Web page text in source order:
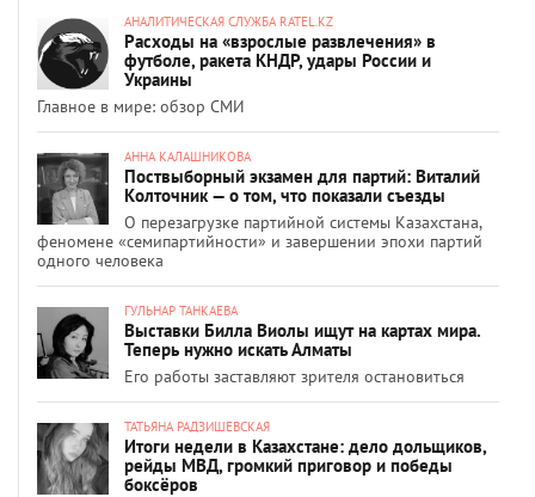
АНАЛИТИЧЕСКАЯ СЛУЖБА RATEL.KZ
Расходы на «взрослые развлечения» в
футболе, ракета КНДР, удары России и
Украины
Главное в мире: обзор СМИ
АННА КАЛАШНИКОВА
Поствыборный экзамен для партий: Виталий
Колточник — о том, что показали съезды
О перезагрузке партийной системы Казахстана,
феномене «семипартийности» и завершении эпохи партий
одного человека
ГУЛЬНАР ТАНКАЕВА
Выставки Билла Виолы ищут на картах мира.
Теперь нужно искать Алматы
Его работы заставляют зрителя остановиться
ТАТЬЯНА РАДЗИШЕВСКАЯ
Итоги недели в Казахстане: дело дольщиков,
рейды МВД, громкий приговор и победы
боксёров